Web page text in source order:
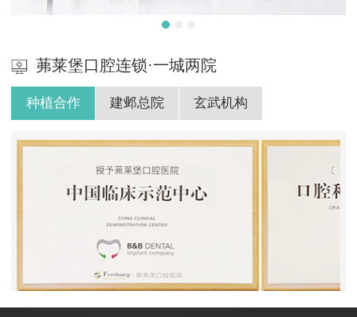
茀莱堡口腔连锁·一城两院
种植合作 建邺总院 玄武机构
BB授权茀莱堡口腔医院 ITI授